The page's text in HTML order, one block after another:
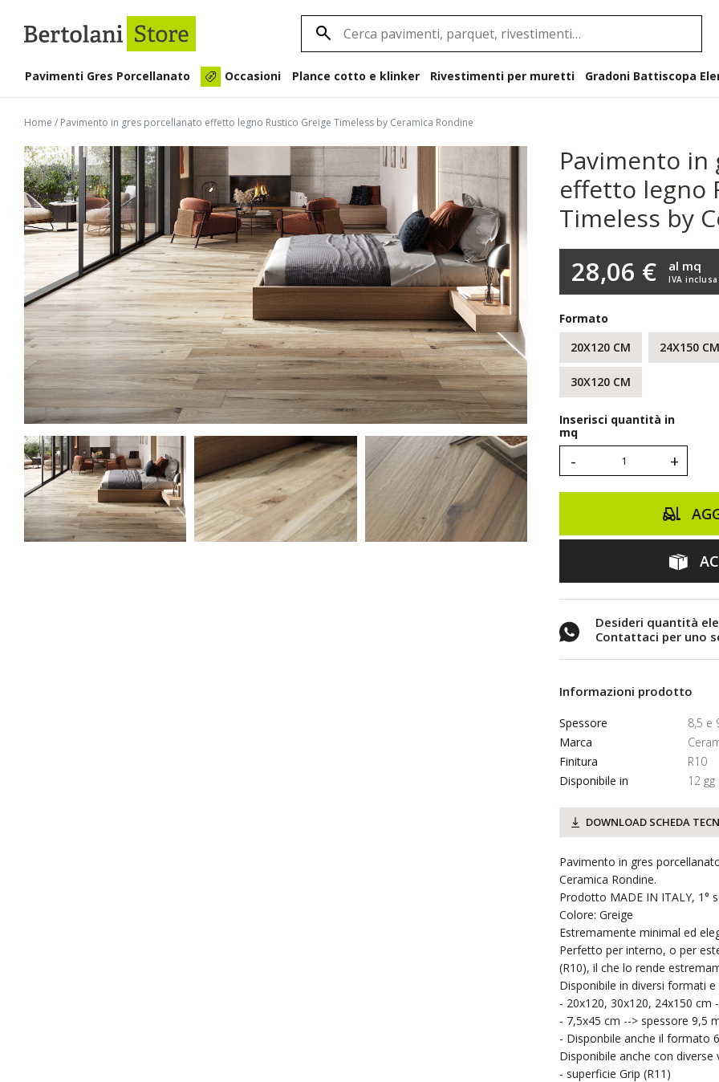
Pavimenti Gres Porcellanato Occasioni Plance cotto e klinker Rivestimenti per muretti
Home / Pavimento in gres porcellanato effetto legno Rustico Greige Timeless by Ceramica Rondine
Pavimento
effetto legno
Timeless by
28,06 € IVA inclusa
al mq
Formato
20X120 CM
24X150 CM
30X120 CM
Inserisci quantità in
mq
- +
Desideri quantità
Contattaci per uno
Informazioni prodotto
Spessore
8,5 e
Marca
Finitura
R10
Disponibile in
12 gg
DOWNLOAD SCHEDA
Pavimento in gres
Ceramica Rondine.
Prodotto MADE IN ITALY, 1°
Colore: Greige
Estremamente minimal ed
Perfetto per interno, o per
(R10), il che lo rende
Disponibile in diversi formati e
- 20x120, 30x120, 24x150 cm
- 7,5x45 cm --> spessore 9,5
- Disponbile anche il formato
Disponibile anche con
- superficie Grip (R11)